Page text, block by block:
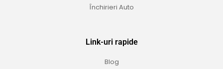
Închirieri Auto
Link-uri rapide
Blog